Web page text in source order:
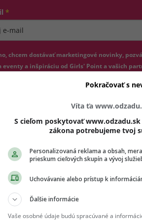
*
chcem dostávať marketingové novinky,
eventy a inšpiráciu od Girls' Point a vašich
Podmienok ochrany súkromia(otvorí sa
a
(otvorí sa v novom okne)
.*
Víta ťa
S cieľom poskytovať
zákona potrebujeme tvoj
Personalizovaná reklama a obsah,
prieskum cieľových skupín a vývoj
Uchovávanie alebo prístup k
Ďalšie informácie
Vaše osobné údaje budú spracúvané a
Pokračovať s